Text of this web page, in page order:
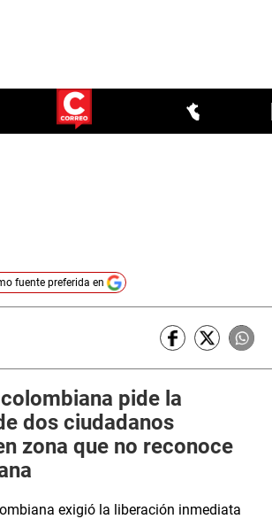
fuente preferida en
pide la
dos ciudadanos
zona que no reconoce
exigió la liberación inmediata